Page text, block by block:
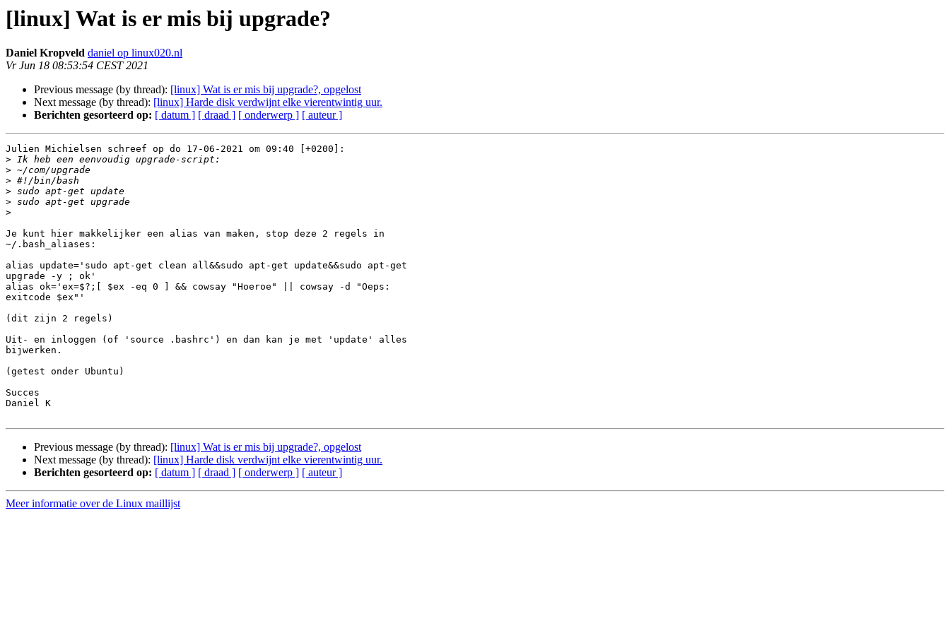
[linux] Wat is er mis bij upgrade?
Daniel Kropveld daniel op linux020.nl
Vr Jun 18 08:53:54 CEST 2021
Previous message (by thread): [linux] Wat is er mis bij upgrade?, opgelost
Next message (by thread): [linux] Harde disk verdwijnt elke vierentwintig uur.
Berichten gesorteerd op: [ datum ] [ draad ] [ onderwerp ] [ auteur ]
Julien Michielsen schreef op do 17-06-2021 om 09:40 [+0200]:
>
>
>
>
>
>
Je kunt hier makkelijker een alias van maken, stop deze 2 regels in
~/.bash_aliases:
alias update='sudo apt-get clean all&&sudo apt-get update&&sudo apt-get
upgrade -y ; ok'
alias ok='ex=$?;[ $ex -eq 0 ] && cowsay "Hoeroe" || cowsay -d "Oeps:
exitcode $ex"'
(dit zijn 2 regels)
Uit- en inloggen (of 'source .bashrc') en dan kan je met 'update' alles
bijwerken.
(getest onder Ubuntu)
Succes
Daniel K
Previous message (by thread): [linux] Wat is er mis bij upgrade?, opgelost
Next message (by thread): [linux] Harde disk verdwijnt elke vierentwintig uur.
Berichten gesorteerd op: [ datum ] [ draad ] [ onderwerp ] [ auteur ]
Meer informatie over de Linux maillijst